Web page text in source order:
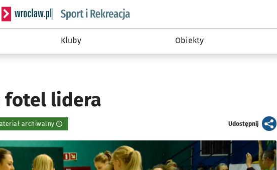
Serwis informacyjny wroclaw.pl podserwis: Sport i rekreacja
Kluby Obiekty
fotel lidera
archiwalny Udostępnijartykuł